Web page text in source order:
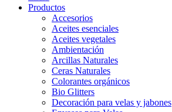
Productos
Accesorios
Aceites esenciales
Aceites vegetales
Ambientación
Arcillas Naturales
Ceras Naturales
Colorantes orgánicos
Bio Glitters
Decoración para velas y jabones